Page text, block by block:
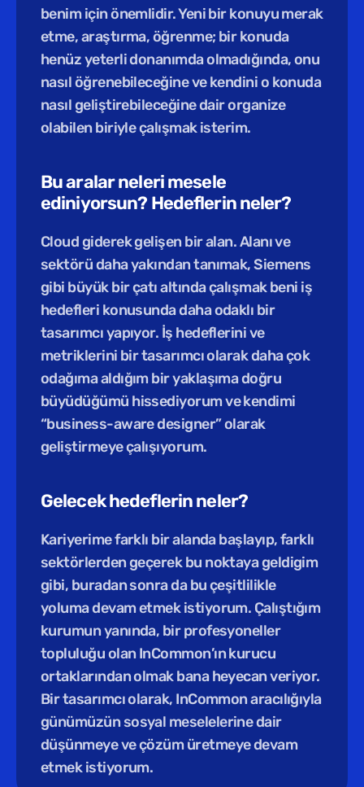
benim için önemlidir. Yeni bir konuyu merak
etme, araştırma, öğrenme; bir konuda
henüz yeterli donanımda olmadığında, onu
nasıl öğrenebileceğine ve kendini o konuda
nasıl geliştirebileceğine dair organize
olabilen biriyle çalışmak isterim.
Bu aralar neleri mesele
ediniyorsun? Hedeflerin neler?
Cloud giderek gelişen bir alan. Alanı ve
sektörü daha yakından tanımak, Siemens
gibi büyük bir çatı altında çalışmak beni iş
hedefleri konusunda daha odaklı bir
tasarımcı yapıyor. İş hedeflerini ve
metriklerini bir tasarımcı olarak daha çok
odağıma aldığım bir yaklaşıma doğru
büyüdüğümü hissediyorum ve kendimi
“business-aware designer” olarak
geliştirmeye çalışıyorum.
Gelecek hedeflerin neler?
Kariyerime farklı bir alanda başlayıp, farklı
sektörlerden geçerek bu noktaya geldigim
gibi, buradan sonra da bu çeşitlilikle
yoluma devam etmek istiyorum. Çalıştığım
kurumun yanında, bir profesyoneller
topluluğu olan InCommon’ın kurucu
ortaklarından olmak bana heyecan veriyor.
Bir tasarımcı olarak, InCommon aracılığıyla
günümüzün sosyal meselelerine dair
düşünmeye ve çözüm üretmeye devam
etmek istiyorum.